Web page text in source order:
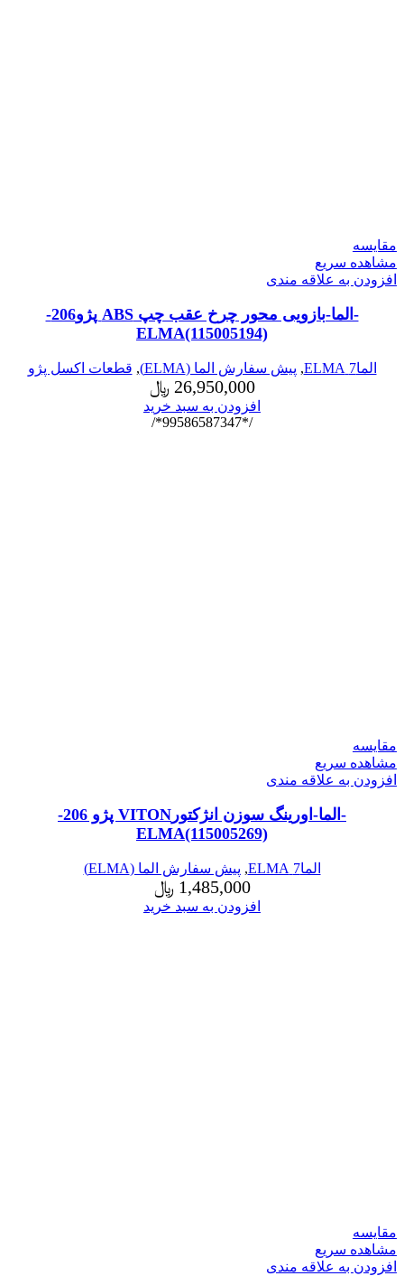
مقایسه
مشاهده سریع
افزودن به علاقه مندی
-الما-بازویی محور چرخ عقب چپ ABS پژو206-
ELMA(115005194)
الما7 ELMA , پیش سفارش الما (ELMA) , قطعات اکسل پژو
26,950,000 ﷼
افزودن به سبد خرید
/*99586587347*/
مقایسه
مشاهده سریع
افزودن به علاقه مندی
-الما-اورینگ سوزن انژکتورVITON پژو 206-
ELMA(115005269)
الما7 ELMA , پیش سفارش الما (ELMA)
1,485,000 ﷼
افزودن به سبد خرید
مقایسه
مشاهده سریع
افزودن به علاقه مندی